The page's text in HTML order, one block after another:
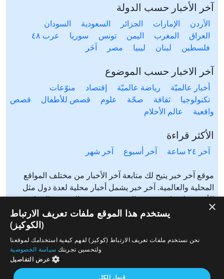
آخر الأخبار حسب الدولة
الأردن الإمارات الجزائر السعودية
السودان
العراق
المغرب اليمن تونس سوريا
عرب ٤٨
فلسطين
لبنان ليبيا مصر آخَر
آخر الاخبار حسب الموضوع
أخبار عالميّة رياضة عالميّة إقتصاد
منوّعات
تكنولوجيا
ثقافة صحّة علوم قصص للأطفال
قصص
واقعية
عالم الأحلام
الأكثر قراءة
آخر ٢٤ ساعة آخر أسبوع آخر شهر
موقع آخر خبر يتيح لك متابعة آخر الأخبار من مختلف المواقع
المحلية والعالمية. آخر خبر يشمل أخبار محلية لعدة دول مثل
الأردن، فلسطين، مصر، السعودية، تونس، المغرب، الجزائر،
عرب ٤٨، لبنان، العراق، اليمن وغيرها آخر خبر يتيح متابعة أخبار
من شتى المواضيع مثل: أخبار محلية، أخبار عالمية، رياضة،
إقتصاد، ثقافة، منوعات وغيرها تابع الأخبار المحلية والعالمية من
مختلف المواقع الإخبارية: الجزيرة، العربية، بي بي سي، سي ان
×
يستخدم هذا الموقع ملفات تعريف الارتباط
(الكوكيز)
نحن نستخدم ملفات تعريف الارتباط (كوكيز) لفهم كيفية استخدامك لموقعنا
ولتحسين تجربتك سياسة الخصوصية
عرض التفاصيل
قبول الكل